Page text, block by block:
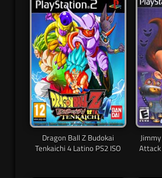
Dragon Ball Z Budokai
Tenkaichi 4 Latino PS2 ISO
Attack